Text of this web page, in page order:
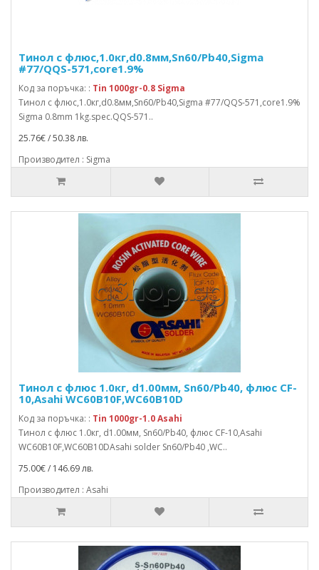
Тинол с флюс,1.0кг,d0.8мм,Sn60/Pb40,Sigma
#77/QQS-571,core1.9%
Код за поръчка: : Tin 1000gr-0.8 Sigma
Тинол с флюс,1.0кг,d0.8мм,Sn60/Pb40,Sigma #77/QQS-571,core1.9%
Sigma 0.8mm 1kg.spec.QQS-571..
25.76€ / 50.38 лв.
Производител : Sigma
Тинол с флюс 1.0кг, d1.00мм, Sn60/Pb40, флюс CF-
10,Asahi WC60B10F,WC60B10D
Код за поръчка: : Tin 1000gr-1.0 Asahi
Тинол с флюс 1.0кг, d1.00мм, Sn60/Pb40, флюс CF-10,Asahi
WC60B10F,WC60B10DAsahi solder Sn60/Pb40 ,WC..
75.00€ / 146.69 лв.
Производител : Asahi